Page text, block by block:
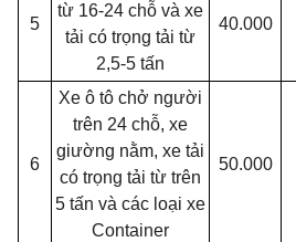
5
từ 16-24 chỗ và xe
tải có trọng tải từ
2,5-5 tấn
40.000
6
Xe ô tô chở người
trên 24 chỗ, xe
giường nằm, xe tải
có trọng tải từ trên
5 tấn và các loại xe
Container
50.000